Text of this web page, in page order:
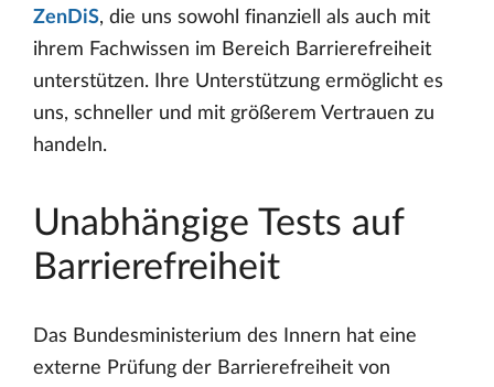
ZenDiS, die uns sowohl finanziell als auch mit
ihrem Fachwissen im Bereich Barrierefreiheit
unterstützen. Ihre Unterstützung ermöglicht es
uns, schneller und mit größerem Vertrauen zu
handeln.
Unabhängige Tests auf
Barrierefreiheit
Das Bundesministerium des Innern hat eine
externe Prüfung der Barrierefreiheit von